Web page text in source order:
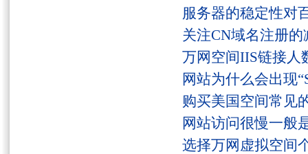
服务器的稳定性对
关注CN域名注册
万网空间IIS链接人
网站为什么会出现
购买美国空间常见
网站访问很慢一般
选择万网虚拟空间